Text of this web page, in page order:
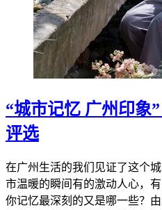
“城市记忆 广州印象
评选
在广州生活的我们见证了这个
市温暖的瞬间有的激动人心，
你记忆最深刻的又是哪一些？